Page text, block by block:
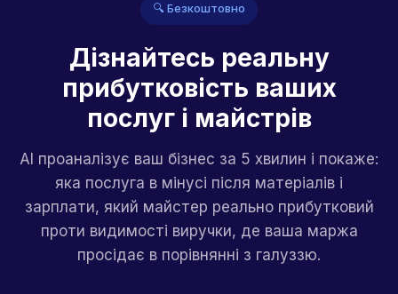
🔍 Безкоштовно
Дізнайтесь реальну
прибутковість ваших
послуг і майстрів
AI проаналізує ваш бізнес за 5 хвилин і покаже:
яка послуга в мінусі після матеріалів і
зарплати, який майстер реально прибутковий
проти видимості виручки, де ваша маржа
просідає в порівнянні з галуззю.